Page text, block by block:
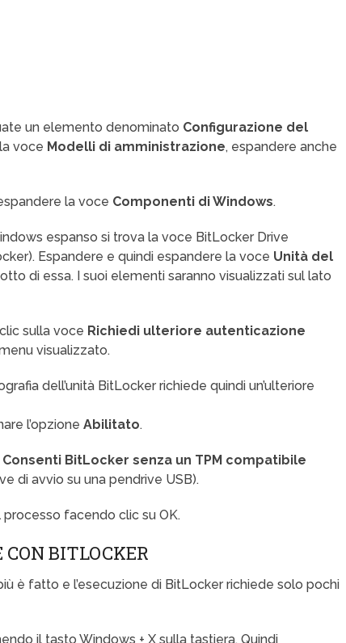
un elemento denominato Configurazione del
voce Modelli di amministrazione, espandere anche
la voce Componenti di Windows.
espanso si trova la voce BitLocker Drive
Espandere e quindi espandere la voce Unità del
di essa. I suoi elementi saranno visualizzati sul lato
sulla voce Richiedi ulteriore autenticazione
visualizzato.
dell’unità BitLocker richiede quindi un’ulteriore
l’opzioneAbilitato.
Consenti BitLocker senza un TPM compatibile
di avvio su una pendrive USB).
facendo clic su OK.
BITLOCKER
è fatto e l’esecuzione di BitLocker richiede solo pochi
il tasto Windows + X sulla tastiera. Quindi